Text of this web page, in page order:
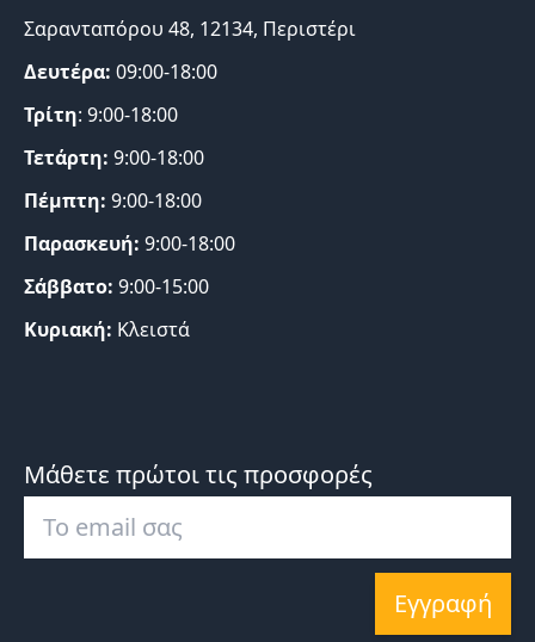
Σαρανταπόρου 48, 12134, Περιστέρι
Δευτέρα: 09:00-18:00
Τρίτη: 9:00-18:00
Τετάρτη: 9:00-18:00
Πέμπτη: 9:00-18:00
Παρασκευή: 9:00-18:00
Σάββατο: 9:00-15:00
Κυριακή: Κλειστά
Μάθετε πρώτοι τις προσφορές
Εγγραφή